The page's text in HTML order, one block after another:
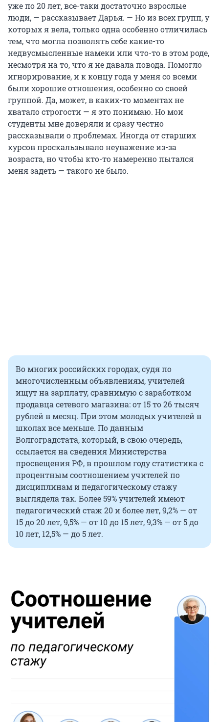
уже по 20 лет, все-таки достаточно взрослые
люди, — рассказывает Дарья. — Но из всех групп, у
которых я вела, только одна особенно отличилась
тем, что могла позволять себе какие-то
недвусмысленные намеки или что-то в этом роде,
несмотря на то, что я не давала повода. Помогло
игнорирование, и к концу года у меня со всеми
были хорошие отношения, особенно со своей
группой. Да, может, в каких-то моментах не
хватало строгости — я это понимаю. Но мои
студенты мне доверяли и сразу честно
рассказывали о проблемах. Иногда от старших
курсов проскальзывало неуважение из-за
возраста, но чтобы кто-то намеренно пытался
меня задеть — такого не было.
Во многих российских городах, судя по
многочисленным объявлениям, учителей
ищут на зарплату, сравнимую с заработком
продавца сетевого магазина: от 15 то 26 тысяч
рублей в месяц. При этом молодых учителей в
школах все меньше. По данным
Волгоградстата, который, в свою очередь,
ссылается на сведения Министерства
просвещения РФ, в прошлом году статистика с
процентным соотношением учителей по
дисциплинам и педагогическому стажу
выглядела так. Более 59% учителей имеют
педагогический стаж 20 и более лет, 9,2% — от
15 до 20 лет, 9,5% — от 10 до 15 лет, 9,3% — от 5 до
10 лет, 12,5% — до 5 лет.